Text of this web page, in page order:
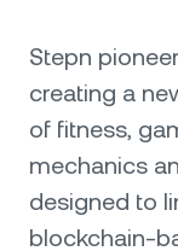
Stepn
creating a
of fitness,
mechanics
designed to
blockchain-